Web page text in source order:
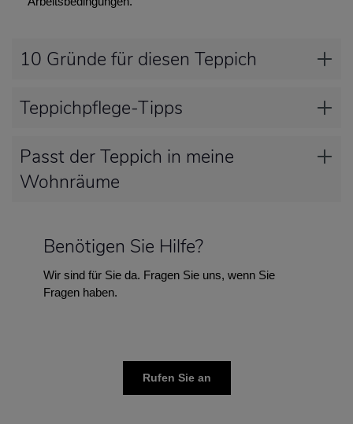
10 Gründe für diesen Teppich
Teppichpflege-Tipps
Passt der Teppich in meine
Wohnräume
Benötigen Sie Hilfe?
Wir sind für Sie da. Fragen Sie uns, wenn Sie
Fragen haben.
Rufen Sie an